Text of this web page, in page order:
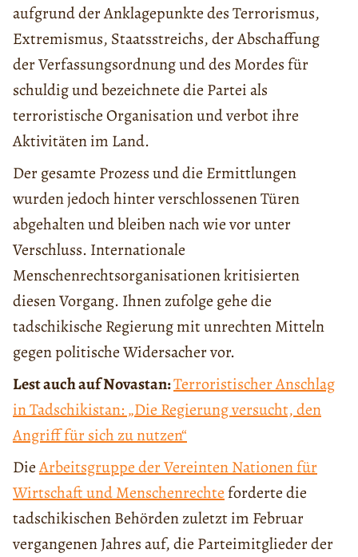
aufgrund der Anklagepunkte des Terrorismus,
Extremismus, Staatsstreichs, der Abschaffung
der Verfassungsordnung und des Mordes für
schuldig und bezeichnete die Partei als
terroristische Organisation und verbot ihre
Aktivitäten im Land.
Der gesamte Prozess und die Ermittlungen
wurden jedoch hinter verschlossenen Türen
abgehalten und bleiben nach wie vor unter
Verschluss. Internationale
Menschenrechtsorganisationen kritisierten
diesen Vorgang. Ihnen zufolge gehe die
tadschikische Regierung mit unrechten Mitteln
gegen politische Widersacher vor.
Lest auch auf Novastan:Terroristischer Anschlag
in Tadschikistan: „Die Regierung versucht, den
Angriff für sich zu nutzen“
DieArbeitsgruppe der Vereinten Nationen für
Wirtschaft und Menschenrechteforderte die
tadschikischen Behörden zuletzt im Februar
vergangenen Jahres auf, die Parteimitglieder der